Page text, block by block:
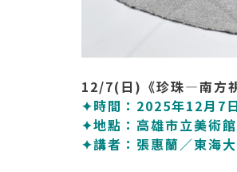
12/7(日)《珍珠—南方
✦時間：2025年12月7
✦地點：高雄市立美術
✦講者：張惠蘭／東海